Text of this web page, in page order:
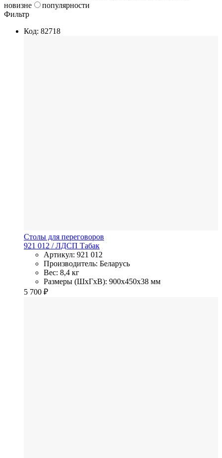
новизне
популярности
Фильтр
Код: 82718
Столы для переговоров
921 012 / ЛДСП Табак
Артикул: 921 012
Производитель: Беларусь
Вес: 8,4 кг
Размеры (ШхГхВ): 900x450x38 мм
5 700 ₽